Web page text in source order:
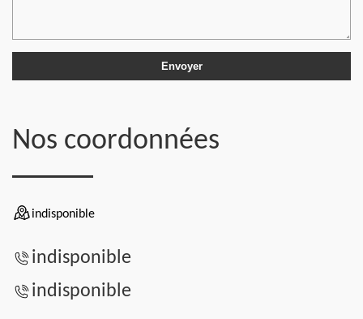
Nos coordonnées
indisponible
indisponible
indisponible